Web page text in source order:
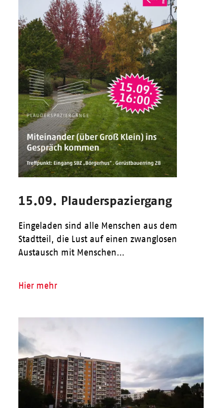
15.09. Plauderspaziergang
Eingeladen sind alle Menschen aus dem
Stadtteil, die Lust auf einen zwanglosen
Austausch mit Menschen…
Hier mehr